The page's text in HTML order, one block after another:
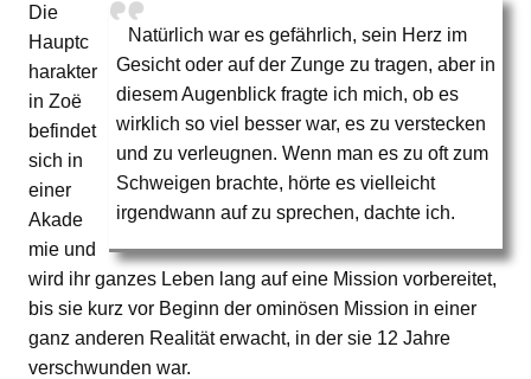
Natürlich war es gefährlich, sein Herz im
Gesicht oder auf der Zunge zu tragen, aber in
diesem Augenblick fragte ich mich, ob es
wirklich so viel besser war, es zu verstecken
und zu verleugnen. Wenn man es zu oft zum
Schweigen brachte, hörte es vielleicht
irgendwann auf zu sprechen, dachte ich.
Die
Hauptc
harakter
in Zoë
befindet
sich in
einer
Akade
mie und
wird ihr ganzes Leben lang auf eine Mission vorbereitet,
bis sie kurz vor Beginn der ominösen Mission in einer
ganz anderen Realität erwacht, in der sie 12 Jahre
verschwunden war.